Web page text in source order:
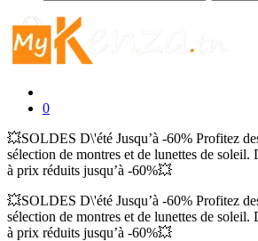
pour :
0
💥SOLDES D\'été Jusqu’à -60% Profitez
sélection de montres et de lunettes de soleil.
à prix réduits jusqu’à -60%💥
💥SOLDES D\'été Jusqu’à -60% Profitez
sélection de montres et de lunettes de soleil.
à prix réduits jusqu’à -60%💥